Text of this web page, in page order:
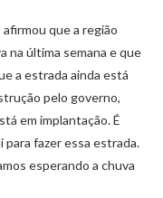
que a região
na última semana e que
a estrada ainda está
pelo governo,
em implantação. É
fazer essa estrada.
esperando a chuva